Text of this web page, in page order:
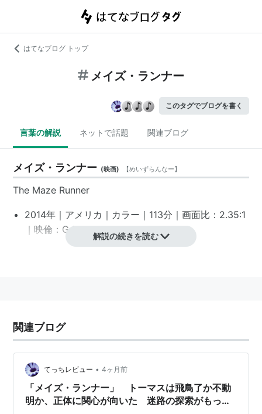
はてなブログ トップ
メイズ・ランナー
このタグでブログを書く
言葉の解説 ネットで話題 関連ブログ
メイズ・ランナー (映画) 【めいずらんなー】
The Maze Runner
2014年｜アメリカ｜カラー｜113分｜画面比：2.35:1
｜映倫：G｜MPAA: PG-13*1
トールマン
製作総指揮：エディ・ガマラ、ジョー・ハートウィ
脚本： ノア・オッペンハイム
ス・マイヤーズ、T・S・ノウリン
原作： ジェームズ・ダシュナー
解説の続きを読む
関連ブログ
てっちレビュー • 4ヶ月前
「メイズ・ランナー」 トーマスは飛鳥了か不動
明か、正体に関心が向いた 迷路の探索がもっと